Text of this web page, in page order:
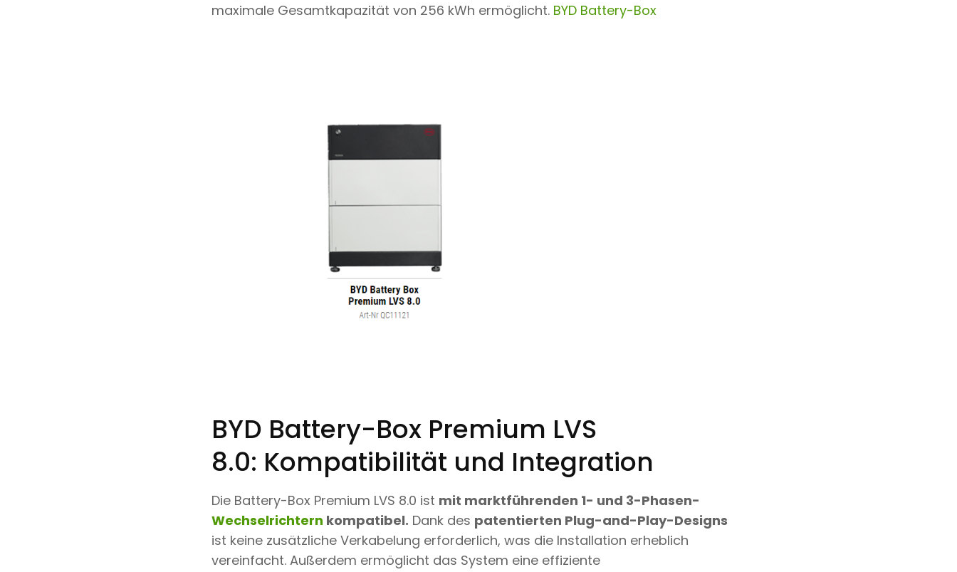
maximale Gesamtkapazität von 256 kWh ermöglicht. BYD Battery-Box
BYD Battery-Box Premium LVS
8.0: Kompatibilität und Integration
Die Battery-Box Premium LVS 8.0 ist mit marktführenden 1- und 3-Phasen-
Wechselrichtern kompatibel. Dank des patentierten Plug-and-Play-Designs
ist keine zusätzliche Verkabelung erforderlich, was die Installation erheblich
vereinfacht. Außerdem ermöglicht das System eine effiziente